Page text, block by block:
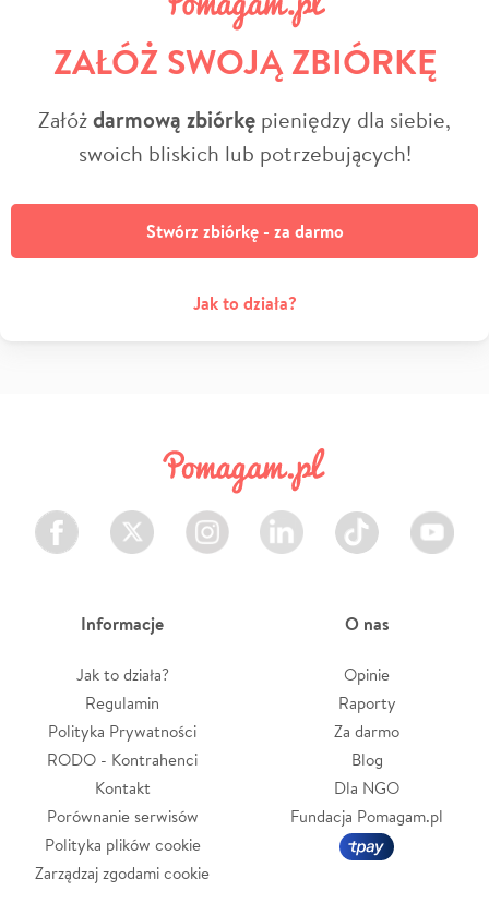
ZAŁÓŻ SWOJĄ ZBIÓRKĘ
Załóżdarmową zbiórkę pieniędzy dla siebie,
swoich bliskich lub potrzebujących!
Stwórz zbiórkę - za darmo
Jak to działa?
Facebook Twitter Instagram LinkedIn TikTok Youtube
Informacje
Jak to działa?
Regulamin
Polityka Prywatności
RODO - Kontrahenci
Kontakt
Porównanie serwisów
Polityka plików cookie
Zarządzaj zgodami cookie
O nas
Opinie
Raporty
Za darmo
Blog
Dla NGO
Fundacja Pomagam.pl